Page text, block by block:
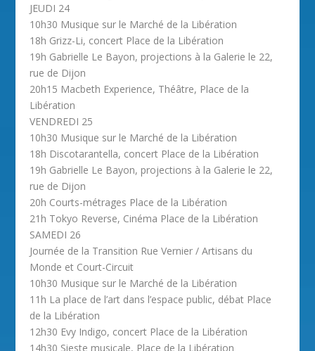
JEUDI 24
10h30 Musique sur le Marché de la Libération
18h Grizz-Li, concert Place de la Libération
19h Gabrielle Le Bayon, projections à la Galerie le 22,
rue de Dijon
20h15 Macbeth Experience, Théâtre, Place de la
Libération
VENDREDI 25
10h30 Musique sur le Marché de la Libération
18h Discotarantella, concert Place de la Libération
19h Gabrielle Le Bayon, projections à la Galerie le 22,
rue de Dijon
20h Courts-métrages Place de la Libération
21h Tokyo Reverse, Cinéma Place de la Libération
SAMEDI 26
Journée de la Transition Rue Vernier / Artisans du
Monde et Court-Circuit
10h30 Musique sur le Marché de la Libération
11h La place de l’art dans l’espace public, débat Place
de la Libération
12h30 Evy Indigo, concert Place de la Libération
14h30 Sieste musicale, Place de la Libération